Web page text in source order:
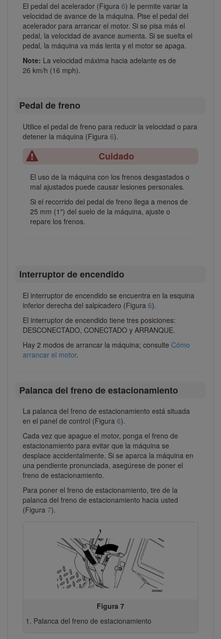
El pedal del acelerador (Figura 6) le permite variar la
velocidad de avance de la máquina. Pise el pedal del
acelerador para arrancar el motor. Si se pisa más el
pedal, la velocidad de avance aumenta. Si se suelta el
pedal, la máquina va más lenta y el motor se apaga.
Note: La velocidad máxima hacia adelante es de
26 km/h (16 mph).
Pedal de freno
Utilice el pedal de freno para reducir la velocidad o para
detener la máquina (Figura 6).
Cuidado
El uso de la máquina con los frenos desgastados o
mal ajustados puede causar lesiones personales.
Si el recorrido del pedal de freno llega a menos de
25 mm (1") del suelo de la máquina, ajuste o
repare los frenos.
Interruptor de encendido
El interruptor de encendido se encuentra en la esquina
inferior derecha del salpicadero (Figura 6).
El interruptor de encendido tiene tres posiciones:
DESCONECTADO, CONECTADO y ARRANQUE.
Hay 2 modos de arrancar la máquina; consulte Cómo
arrancar el motor.
Palanca del freno de estacionamiento
La palanca del freno de estacionamiento está situada
en el panel de control (Figura 6).
Cada vez que apague el motor, ponga el freno de
estacionamiento para evitar que la máquina se
desplace accidentalmente. Si se aparca la máquina en
una pendiente pronunciada, asegúrese de poner el
freno de estacionamiento.
Para poner el freno de estacionamiento, tire de la
palanca del freno de estacionamiento hacia usted
(Figura 7).
Figura 7
Palanca del freno de estacionamiento